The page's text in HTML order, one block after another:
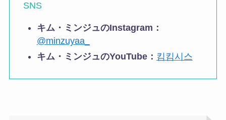
SNS
キム・ミンジュのInstagram：
@minzuyaa_
キム・ミンジュのYouTube： 킴킴시스